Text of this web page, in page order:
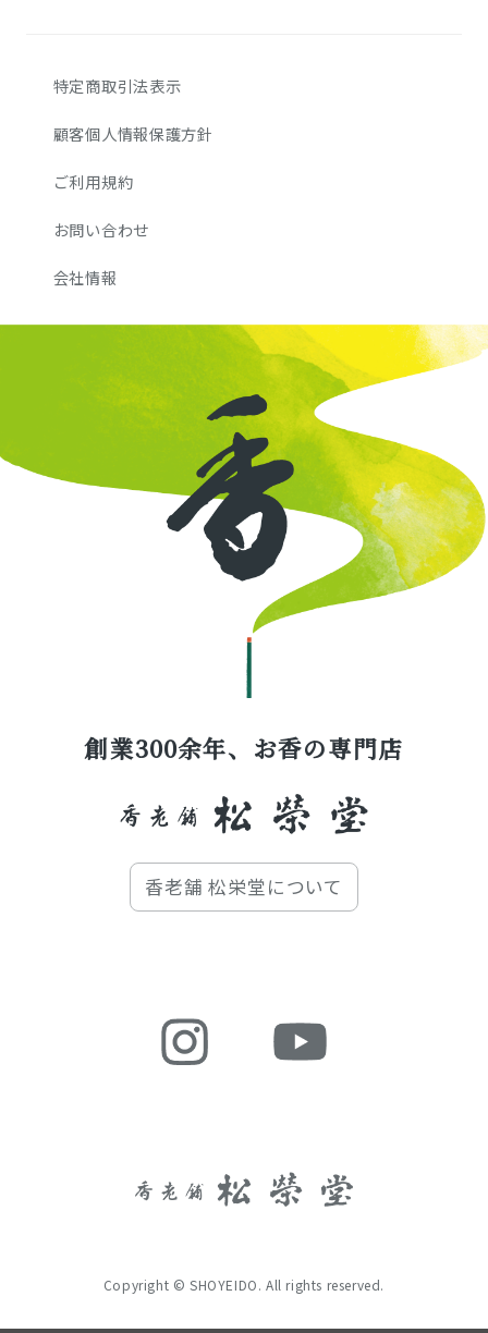
特定商取引法表示
顧客個人情報保護方針
ご利用規約
お問い合わせ
会社情報
創業300余年、お香の専門店
香老舗 松栄堂について
Copyright © SHOYEIDO. All rights reserved.